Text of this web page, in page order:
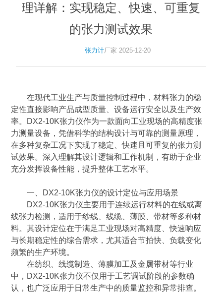
理详解：实现稳定、快速、可重复
的张力测试效果
张力计厂家 2025-12-20
在现代工业生产与质量控制过程中，材料张力的稳
定性直接影响产品成型质量、设备运行安全以及生产效
率。DX2-10K张力仪作为一款面向工业现场的高精度张
力测量设备，凭借科学的结构设计与可靠的测量原理，
在多种复杂工况下实现了稳定、快速且可重复的张力测
试效果。深入理解其设计逻辑和工作机制，有助于企业
充分发挥设备性能，提升整体工艺水平。
一、DX2-10K张力仪的设计定位与应用场景
DX2-10K张力仪主要用于连续运行材料的在线或离
线张力检测，适用于纱线、线缆、薄膜、带材等多种材
料。其设计定位在于满足工业现场对高精度、快速响应
与长期稳定性的综合需求，尤其适合节拍快、负载变化
频繁的生产环境。
在纺织、线缆制造、薄膜加工及金属带材等行业
中，DX2-10K张力仪不仅用于工艺调试阶段的参数确
认，也广泛应用于日常生产中的质量监控和异常排查。